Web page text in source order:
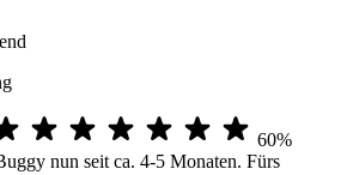
60%
nun seit ca. 4-5 Monaten. Fürs